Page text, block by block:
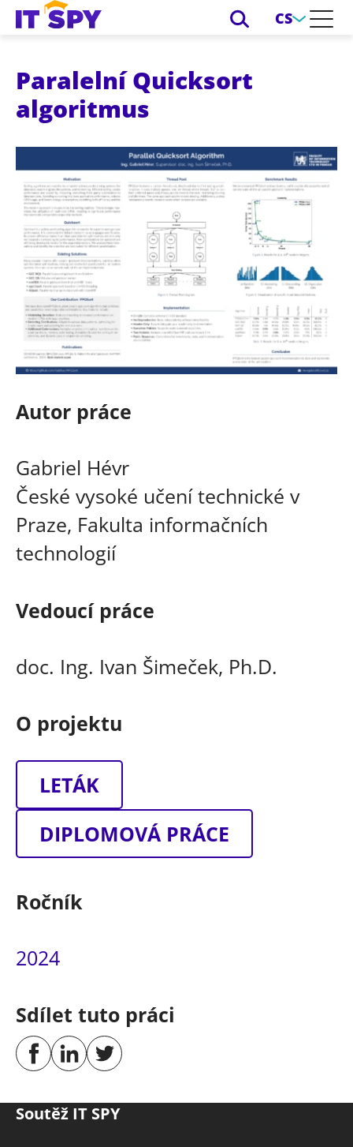
CS
Paralelní Quicksort
algoritmus
Autor práce
Gabriel Hévr
České vysoké učení technické v
Praze, Fakulta informačních
technologií
Vedoucí práce
doc. Ing. Ivan Šimeček, Ph.D.
O projektu
LETÁK
DIPLOMOVÁ PRÁCE
Ročník
2024
Sdílet tuto práci
Soutěž IT SPY